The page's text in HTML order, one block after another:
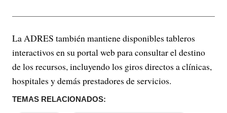
La ADRES también mantiene disponibles tableros
interactivos en su portal web para consultar el destino
de los recursos, incluyendo los giros directos a clínicas,
hospitales y demás prestadores de servicios.
TEMAS RELACIONADOS: